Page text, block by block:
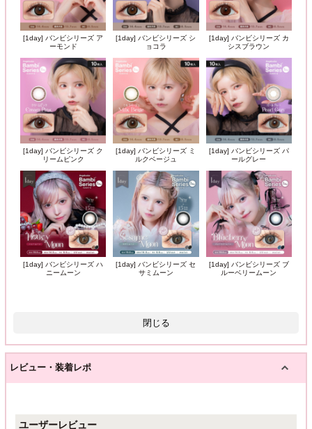
[1day] バンビシリーズ ア
ーモンド
[1day] バンビシリーズ シ
ョコラ
[1day] バンビシリーズ カ
シスブラウン
[1day] バンビシリーズ ク
リームピンク
[1day] バンビシリーズ ミ
ルクベージュ
[1day] バンビシリーズ パ
ールグレー
[1day] バンビシリーズ ハ
ニームーン
[1day] バンビシリーズ セ
サミムーン
[1day] バンビシリーズ ブ
ルーベリームーン
閉じる
レビュー・装着レポ
ユーザーレビュー